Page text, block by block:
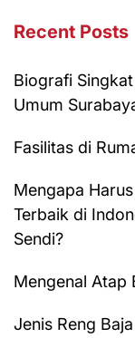
Recent Posts
Biografi
Umum
Fasilitas di
Mengapa
Terbaik di
Sendi?
Mengenal Atap
Jenis Reng